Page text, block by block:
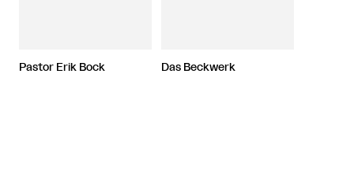
Pastor Erik Bock Das Beckwerk